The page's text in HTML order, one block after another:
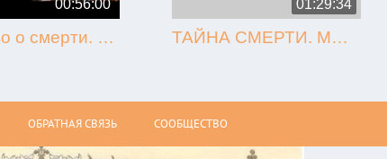
00:56:00
12. Слово о смерти. Игнатий Брянчанинов.
01:29:34
ТАЙНА СМЕРТИ. МЫТАРСТВА. ВОСКРЕСЕНИЕ (Олег Стеняев)
ОБРАТНАЯ СВЯЗЬ СООБЩЕСТВО